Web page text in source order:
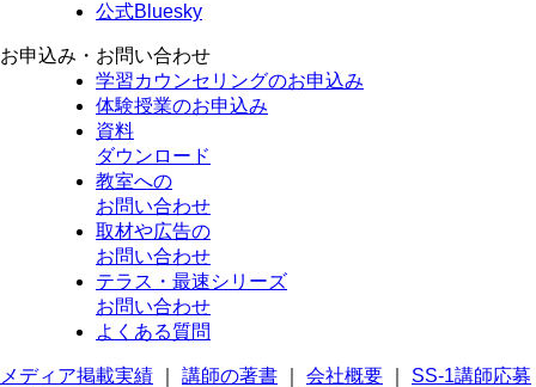
公式Bluesky
お申込み・お問い合わせ
学習カウンセリングのお申込み
体験授業のお申込み
資料
ダウンロード
教室への
お問い合わせ
取材や広告の
お問い合わせ
テラス・最速シリーズ
お問い合わせ
よくある質問
メディア掲載実績 講師の著書 会社概要
SS-1講師応募